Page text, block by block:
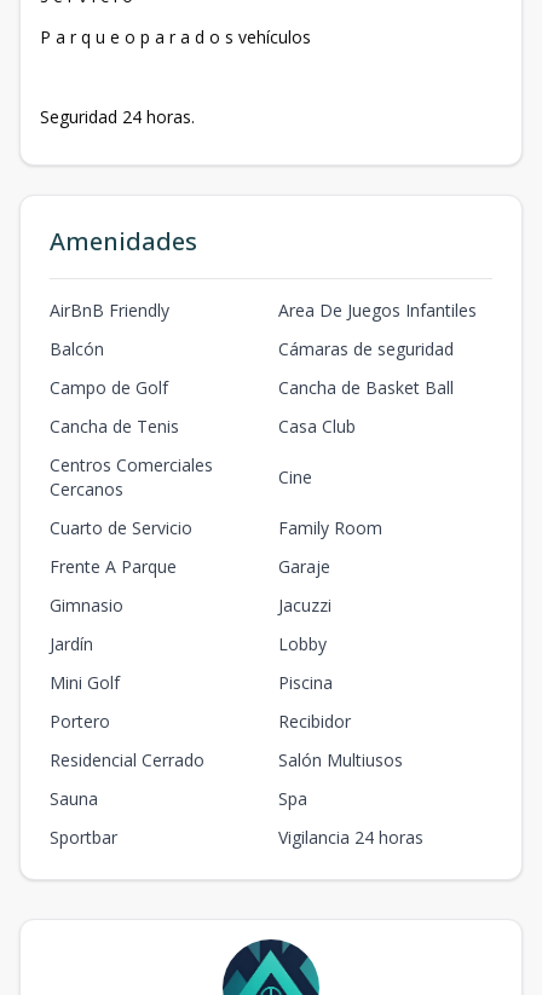
P a r q u e o p a r a d o s vehículos
Seguridad 24 horas.
Amenidades
AirBnB Friendly
Area De Juegos Infantiles
Balcón
Cámaras de seguridad
Campo de Golf
Cancha de Basket Ball
Cancha de Tenis
Casa Club
Centros Comerciales
Cercanos
Cine
Cuarto de Servicio
Family Room
Frente A Parque
Garaje
Gimnasio
Jacuzzi
Jardín
Lobby
Mini Golf
Piscina
Portero
Recibidor
Residencial Cerrado
Salón Multiusos
Sauna
Spa
Sportbar
Vigilancia 24 horas